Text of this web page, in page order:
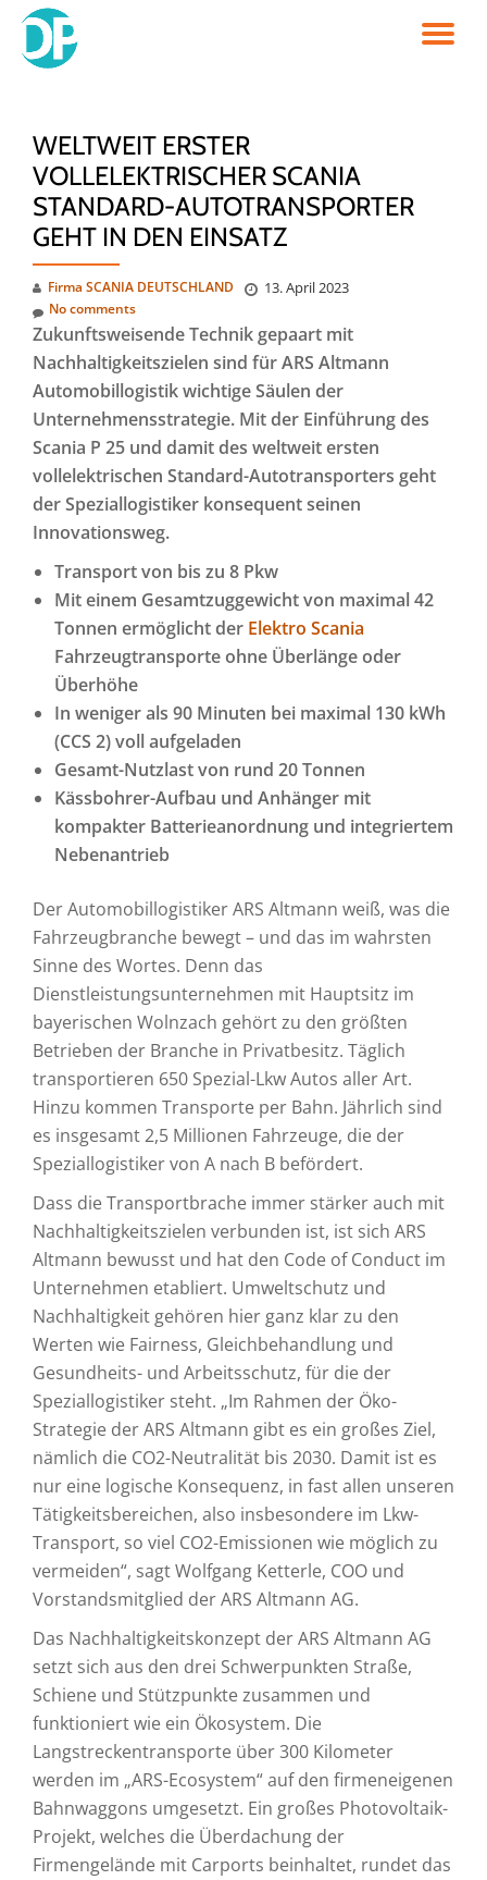
Skip
WELTWEIT ERSTER
VOLLELEKTRISCHER SCANIA
STANDARD-AUTOTRANSPORTER
GEHT IN DEN EINSATZ
Firma SCANIA DEUTSCHLAND 13. April 2023
No comments
Zukunftsweisende Technik gepaart mit
Nachhaltigkeitszielen sind für ARS Altmann
Automobillogistik wichtige Säulen der
Unternehmensstrategie. Mit der Einführung des
Scania P 25 und damit des weltweit ersten
vollelektrischen Standard-Autotransporters geht
der Speziallogistiker konsequent seinen
Innovationsweg.
Transport von bis zu 8 Pkw
Mit einem Gesamtzuggewicht von maximal 42
Tonnen ermöglicht der Elektro Scania
Fahrzeugtransporte ohne Überlänge oder
Überhöhe
In weniger als 90 Minuten bei maximal 130 kWh
(CCS 2) voll aufgeladen
Gesamt-Nutzlast von rund 20 Tonnen
Kässbohrer-Aufbau und Anhänger mit
kompakter Batterieanordnung und integriertem
Nebenantrieb
Der Automobillogistiker ARS Altmann weiß, was die
Fahrzeugbranche bewegt – und das im wahrsten
Sinne des Wortes. Denn das
Dienstleistungsunternehmen mit Hauptsitz im
bayerischen Wolnzach gehört zu den größten
Betrieben der Branche in Privatbesitz. Täglich
transportieren 650 Spezial-Lkw Autos aller Art.
Hinzu kommen Transporte per Bahn. Jährlich sind
es insgesamt 2,5 Millionen Fahrzeuge, die der
Speziallogistiker von A nach B befördert.
Dass die Transportbrache immer stärker auch mit
Nachhaltigkeitszielen verbunden ist, ist sich ARS
Altmann bewusst und hat den Code of Conduct im
Unternehmen etabliert. Umweltschutz und
Nachhaltigkeit gehören hier ganz klar zu den
Werten wie Fairness, Gleichbehandlung und
Gesundheits- und Arbeitsschutz, für die der
Speziallogistiker steht. „Im Rahmen der Öko-
Strategie der ARS Altmann gibt es ein großes Ziel,
nämlich die CO2-Neutralität bis 2030. Damit ist es
nur eine logische Konsequenz, in fast allen unseren
Tätigkeitsbereichen, also insbesondere im Lkw-
Transport, so viel CO2-Emissionen wie möglich zu
vermeiden“, sagt Wolfgang Ketterle, COO und
Vorstandsmitglied der ARS Altmann AG.
Das Nachhaltigkeitskonzept der ARS Altmann AG
setzt sich aus den drei Schwerpunkten Straße,
Schiene und Stützpunkte zusammen und
funktioniert wie ein Ökosystem. Die
Langstreckentransporte über 300 Kilometer
werden im „ARS-Ecosystem“ auf den firmeneigenen
Bahnwaggons umgesetzt. Ein großes Photovoltaik-
Projekt, welches die Überdachung der
Firmengelände mit Carports beinhaltet, rundet das